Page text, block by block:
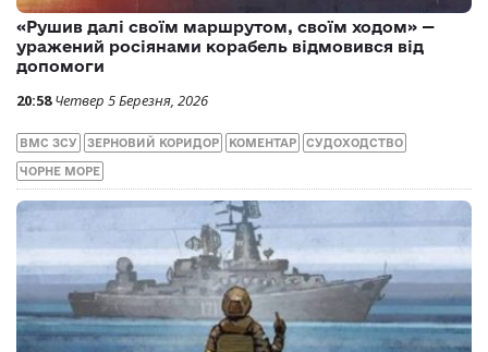
«Рушив далі своїм маршрутом, своїм ходом» —
уражений росіянами корабель відмовився від
допомоги
20:58 Четвер 5 Березня, 2026
ВМС ЗСУ ЗЕРНОВИЙ КОРИДОР КОМЕНТАР СУДОХОДСТВО
ЧОРНЕ МОРЕ